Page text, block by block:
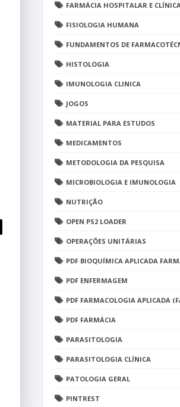
FARMÁCIA HOSPITALAR E
FISIOLOGIA HUMANA
FUNDAMENTOS DE
HISTOLOGIA
IMUNOLOGIA CLINICA
JOGOS
MATERIAL PARA ESTUDOS
MEDICAMENTOS
METODOLOGIA DA PESQUISA
MICROBIOLOGIA E IMUNOLOGIA
NUTRIÇÃO
OPEN PS2 LOADER
OPERAÇÕES UNITÁRIAS
PDF BIOQUÍMICA APLICADA
PDF ENFERMAGEM
PDF FARMACOLOGIA APLICADA
PDF FARMÁCIA
PARASITOLOGIA
PARASITOLOGIA CLÍNICA
PATOLOGIA GERAL
PINTREST